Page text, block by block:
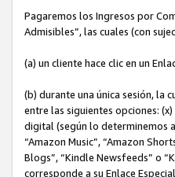
Pagaremos los Ingresos por
Admisibles”, las cuales (con
(a) un cliente hace clic en un
(b) durante una única sesión, la
entre las siguientes opciones:
digital (según lo determinemos
“Amazon Music”, “Amazon
Blogs”, “Kindle Newsfeeds” o
corresponde a su Enlace